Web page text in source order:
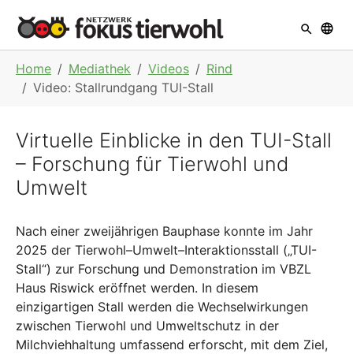
Home Mediathek Videos
Rind
Video: Stallrundgang TUI-Stall
Virtuelle Einblicke in den TUI-Stall
– Forschung für Tierwohl und
Umwelt
Nach einer zweijährigen Bauphase konnte im Jahr
2025 der Tierwohl–Umwelt–Interaktionsstall („TUI-
Stall“) zur Forschung und Demonstration im VBZL
Haus Riswick eröffnet werden. In diesem
einzigartigen Stall werden die Wechselwirkungen
zwischen Tierwohl und Umweltschutz in der
Milchviehhaltung umfassend erforscht, mit dem Ziel,